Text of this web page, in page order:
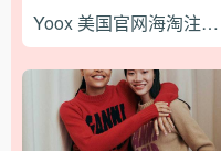
Yoox 美国官网海淘注册下单教程